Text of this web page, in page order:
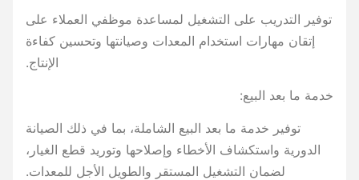
توفير التدريب على التشغيل لمساعدة موظفي العملاء على
إتقان مهارات استخدام المعدات وصيانتها وتحسين كفاءة
الإنتاج.
خدمة ما بعد البيع:
توفير خدمة ما بعد البيع الشاملة، بما في ذلك الصيانة
الدورية واستكشاف الأخطاء وإصلاحها وتوريد قطع الغيار،
لضمان التشغيل المستقر والطويل الأجل للمعدات.